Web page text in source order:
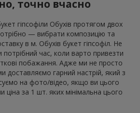
точно вчасно
гіпсофіли Обухів протягом двох
— вибрати композицію та
в м. Обухів букет гіпсофіл. Не
потрібний час, коли варто привезти
побажання. Адже ми не просто
доставляємо гарний настрій, який з
на фото/відео, якщо ви цього
ціна за 1 шт. яких мінімальна цього